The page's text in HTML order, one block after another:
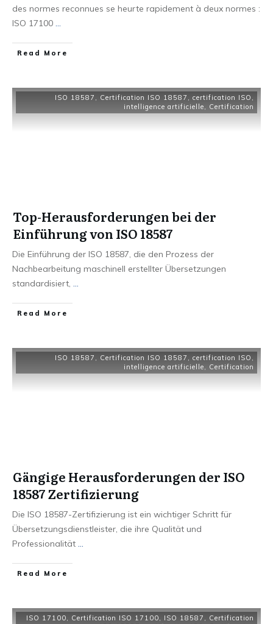
des normes reconnues se heurte rapidement à deux normes :
ISO 17100 ...
Read More
ISO 18587 , Certification ISO 18587 , certification ISO ,
intelligence artificielle, Certification
Top-Herausforderungen bei der
Einführung von ISO 18587
Die Einführung der ISO 18587, die den Prozess der
Nachbearbeitung maschinell erstellter Übersetzungen
standardisiert, ...
Read More
ISO 18587 , Certification ISO 18587 , certification ISO ,
intelligence artificielle, Certification
Gängige Herausforderungen der ISO
18587 Zertifizierung
Die ISO 18587-Zertifizierung ist ein wichtiger Schritt für
Übersetzungsdienstleister, die ihre Qualität und
Professionalität ...
Read More
ISO 17100, Certification ISO 17100, ISO 18587 , Certification